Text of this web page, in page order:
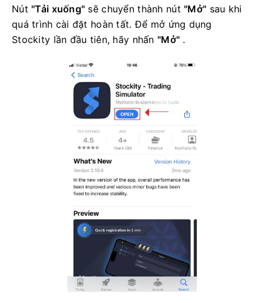
Nút "Tải xuống" sẽ chuyển thành nút "Mở" sau khi
quá trình cài đặt hoàn tất. Để mở ứng dụng
Stockity lần đầu tiên, hãy nhấn "Mở" .